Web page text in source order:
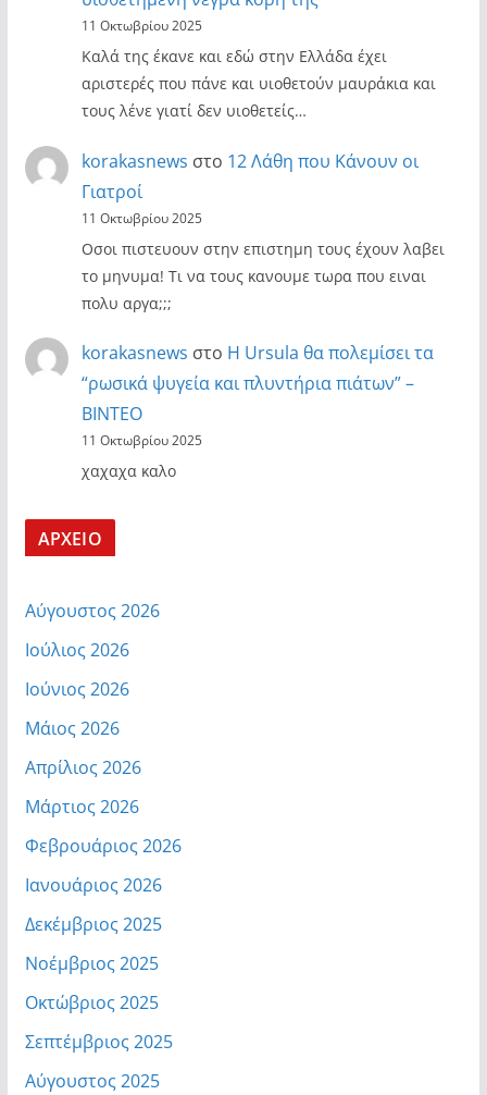
11 Οκτωβρίου 2025
Καλά της έκανε και εδώ στην Ελλάδα έχει
αριστερές που πάνε και υιοθετούν μαυράκια και
τους λένε γιατί δεν υιοθετείς…
korakasnews στο 12 Λάθη που Κάνουν οι
Γιατροί
11 Οκτωβρίου 2025
Οσοι πιστευουν στην επιστημη τους έχουν λαβει
το μηνυμα! Τι να τους κανουμε τωρα που ειναι
πολυ αργα;;;
korakasnews στο Η Ursula θα πολεμίσει τα
“ρωσικά ψυγεία και πλυντήρια πιάτων” –
ΒΙΝΤΕΟ
11 Οκτωβρίου 2025
χαχαχα καλο
ΑΡΧΕΙΟ
Αύγουστος 2026
Ιούλιος 2026
Ιούνιος 2026
Μάιος 2026
Απρίλιος 2026
Μάρτιος 2026
Φεβρουάριος 2026
Ιανουάριος 2026
Δεκέμβριος 2025
Νοέμβριος 2025
Οκτώβριος 2025
Σεπτέμβριος 2025
Αύγουστος 2025